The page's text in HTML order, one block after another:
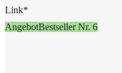
Link*
AngebotBestseller Nr. 6